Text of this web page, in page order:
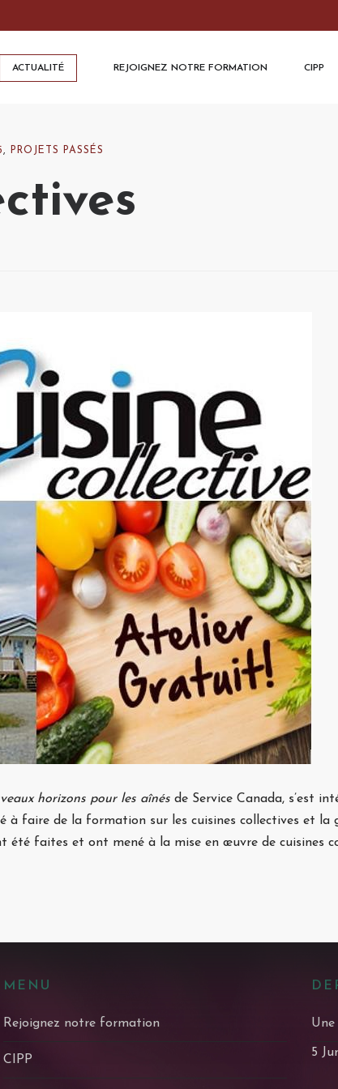
ACTUALITÉ REJOIGNEZ NOTRE FORMATION CIPP
, PROJETS PASSÉS
horizons pour les aînés de Service Canada, s’est
faire de la formation sur les cuisines collectives et la
été faites et ont mené à la mise en œuvre de cuisines
MENU
Rejoignez notre formation
CIPP
5